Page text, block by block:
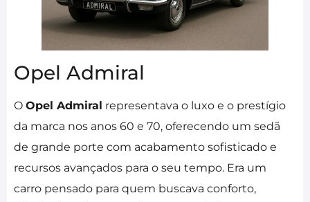
Opel Admiral
O Opel Admiral representava o luxo e o prestígio
da marca nos anos 60 e 70, oferecendo um sedã
de grande porte com acabamento sofisticado e
recursos avançados para o seu tempo. Era um
carro pensado para quem buscava conforto,